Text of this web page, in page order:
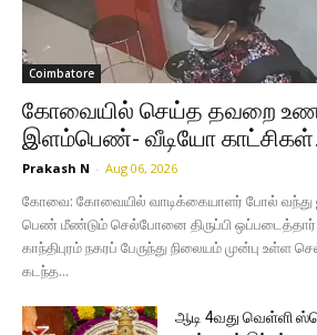
Coimbatore
கோவையில் செய்த தவறை
இளம்பெண்- வீடியோ
Prakash N - Aug 06, 2026
கோவை: கோவையில் வாடிக்கையாளர் போல் வந்து
பெண் மீண்டும் செல்போனை திருப்பி
காந்திபுரம் நகரப் பேருந்து நிலையம் முன்பு
கடந்த...
ஆடி 4வது வெள்ளி